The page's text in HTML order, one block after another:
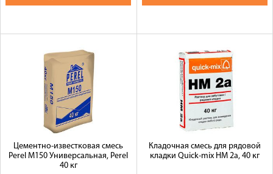
Цементно-известковая смесь
Perel М150 Универсальная, Perel
40 кг
Кладочная смесь для рядовой
кладки Quick-mix HM 2a, 40 кг